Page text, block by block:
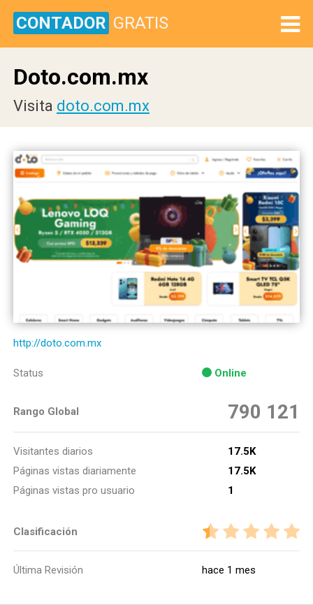
CONTADOR GRATIS
Doto.com.mx
Visita doto.com.mx
http://doto.com.mx
Status Online
Rango Global 790 121
Visitantes diarios
17.5K
Páginas vistas diariamente
17.5K
Páginas vistas pro usuario
1
Clasificación
Última Revisión hace 1 mes